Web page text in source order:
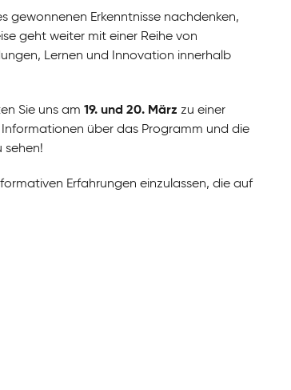
gewonnenen Erkenntnisse nachdenken,
geht weiter mit einer Reihe von
Lernen und Innovation innerhalb
Sie uns am 19. und 20. März zu einer
über das Programm und die
sehen!
Erfahrungen einzulassen, die auf